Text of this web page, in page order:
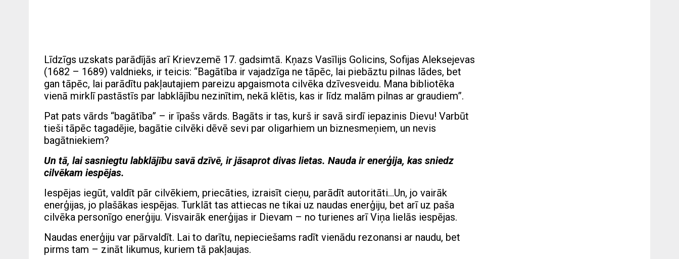
Līdzīgs uzskats parādījās arī Krievzemē 17. gadsimtā. Kņazs Vasīlijs Golicins, Sofijas Aleksejevas
(1682 – 1689) valdnieks, ir teicis: “Bagātība ir vajadzīga ne tāpēc, lai piebāztu pilnas lādes, bet
gan tāpēc, lai parādītu pakļautajiem pareizu apgaismota cilvēka dzīvesveidu. Mana bibliotēka
vienā mirklī pastāstīs par labklājību nezinītim, nekā klētis, kas ir līdz malām pilnas ar graudiem”.
Pat pats vārds “bagātība” – ir īpašs vārds. Bagāts ir tas, kurš ir savā sirdī iepazinis Dievu! Varbūt
tieši tāpēc tagadējie, bagātie cilvēki dēvē sevi par oligarhiem un biznesmeņiem, un nevis
bagātniekiem?
Un tā, lai sasniegtu labklājību savā dzīvē, ir jāsaprot divas lietas. Nauda ir enerģija, kas sniedz
cilvēkam iespējas.
Iespējas iegūt, valdīt pār cilvēkiem, priecāties, izraisīt cieņu, parādīt autoritāti…Un, jo vairāk
enerģijas, jo plašākas iespējas. Turklāt tas attiecas ne tikai uz naudas enerģiju, bet arī uz paša
cilvēka personīgo enerģiju. Visvairāk enerģijas ir Dievam – no turienes arī Viņa lielās iespējas.
Naudas enerģiju var pārvaldīt. Lai to darītu, nepieciešams radīt vienādu rezonansi ar naudu, bet
pirms tam – zināt likumus, kuriem tā pakļaujas.